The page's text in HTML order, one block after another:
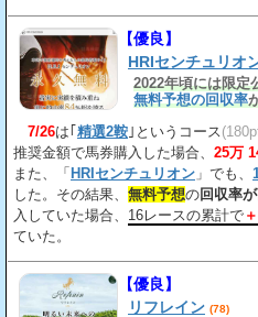
【優良】
HRIセンチュリオ
2022年頃には限定
無料予想の回収率
7/26は｢精選2鞍 ｣というコース
推奨金額で馬券購入した場合、 25万
また、「HRIセンチュリオン 」でも、
した。その結果、 無料予想の回収率
入していた場合、 16レースの累計で
ていた。
【優良】
リフレイン (78)